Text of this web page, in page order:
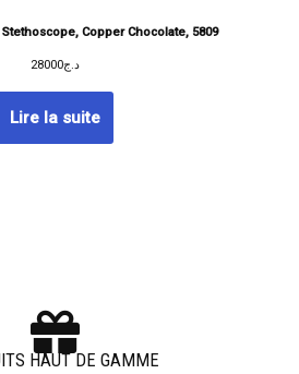
Copper Chocolate, 5809
د.ج28000
Lire la suite
HAUT DE GAMME